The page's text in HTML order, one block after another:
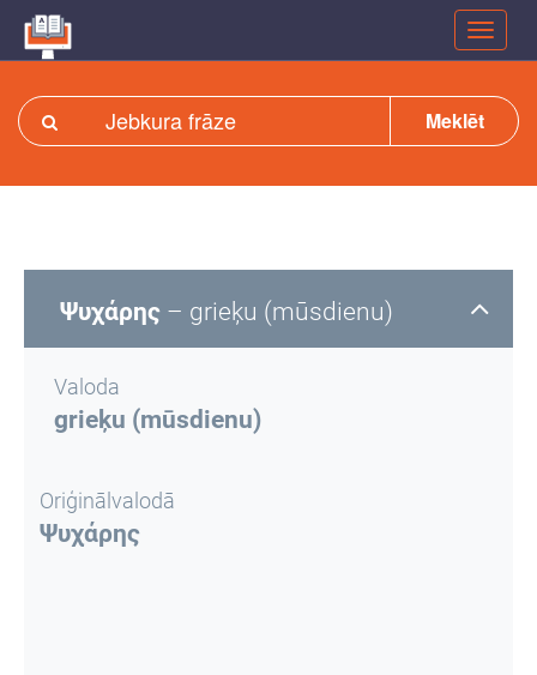
Meklēt
Ψυχάρης – grieķu (mūsdienu)
Valoda
grieķu (mūsdienu)
Oriģinālvalodā
Ψυχάρης